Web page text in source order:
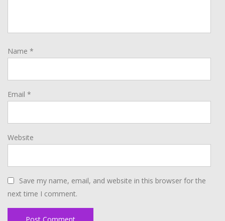
Name *
Email *
Website
Save my name, email, and website in this browser for the
next time I comment.